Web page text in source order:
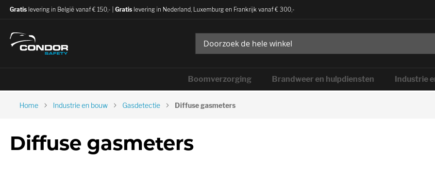
Gratis levering in België vanaf € 150,- | Gratis levering in Nederland, Luxemburg en Frankrijk vanaf € 300,-
Boomverzorging Brandweer en hulpdiensten Industrie
Home Industrie en bouw Gasdetectie Diffuse gasmeters
Diffuse gasmeters